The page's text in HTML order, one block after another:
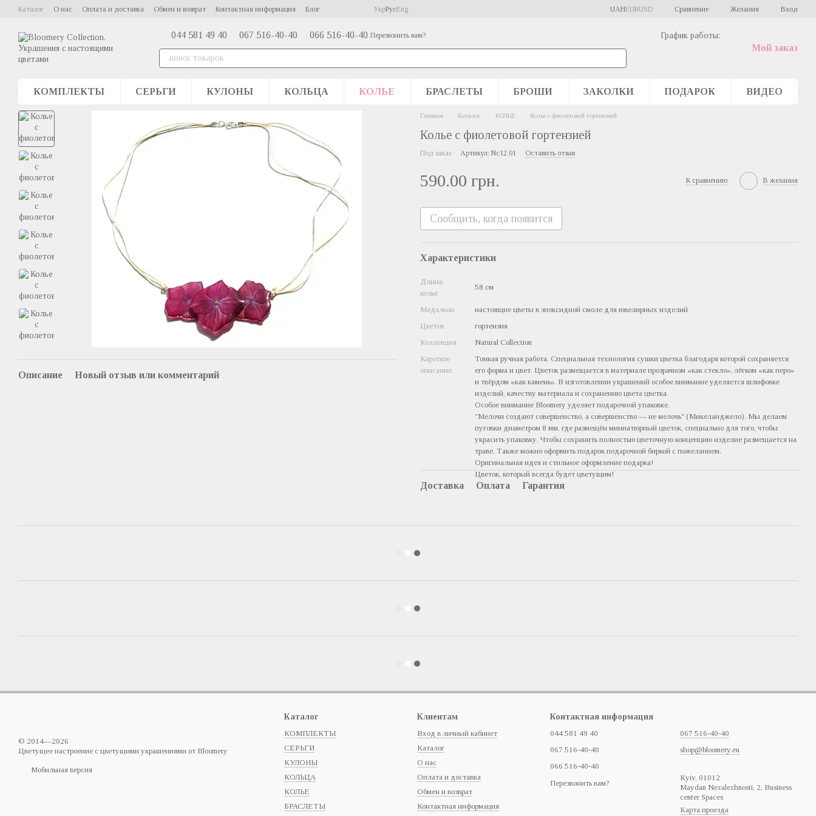
Перейти к основному контенту
Каталог О нас Оплата и доставка Обмен и возврат Контактная информация Блог УкрРусEng UAHEURUSD Сравнение Желания Вход
044 581 49 40 067 516-40-40 066 516-40-40 Перезвонить вам? График работы:
Мой заказ
КОМПЛЕКТЫ СЕРЬГИ КУЛОНЫ КОЛЬЦА КОЛЬЕ БРАСЛЕТЫ БРОШИ ЗАКОЛКИ ПОДАРОК ВИДЕО
Описание Новый отзыв или комментарий
Главная Каталог КОЛЬЕ Колье с фиолетовой гортензией
Колье с фиолетовой гортензией
Под заказ Артикул: Nc12.01 Оставить отзыв
590.00 грн. К сравнению В желания
Сообщить, когда появится
Характеристики
Длина
колье
58 cм
Медальон
настоящие цветы в эпоксидной смоле для ювелирных изделий
Цветок
гортензия
Коллекция
Natural Collection
Короткое
описание
Тонкая ручная работа. Специальная технология сушки цветка благодаря которой сохраняется
его форма и цвет. Цветок размещается в материале прозрачном «как стекло», лёгком «как перо»
и твёрдом «как камень». В изготовлении украшений особое внимание уделяется шлифовке
изделий, качеству материала и сохранению цвета цветка.
Особое внимание Bloomery уделяет подарочной упаковке.
"Мелочи создают совершенство, а совершенство — не мелочь" (Микеланджело). Мы делаем
пуговки диаметром 8 мм, где размещён миниатюрный цветок, специально для того, чтобы
украсить упаковку. Чтобы сохранить полностью цветочную концепцию изделие размещается на
траве. Также можно оформить подарок подарочной биркой с пожеланием.
Оригинальная идея и стильное оформление подарка!
Цветок, который всегда будет цветущим!
Доставка Оплата Гарантия
© 2014—2026
Цветущее настроение с цветущими украшениями от Bloomery
Мобильная версия
Каталог
КОМПЛЕКТЫ
СЕРЬГИ
КУЛОНЫ
КОЛЬЦА
КОЛЬЕ
БРАСЛЕТЫ
Клиентам
Вход в личный кабинет
Каталог
О нас
Оплата и доставка
Обмен и возврат
Контактная информация
Контактная информация
044 581 49 40
067 516-40-40
066 516-40-40
Перезвонить вам?
067 516-40-40
shop@bloomery.eu
Кyiv, 01012
Maydan Nezalezhnosti, 2, Business
center Spaces
Карта проезда